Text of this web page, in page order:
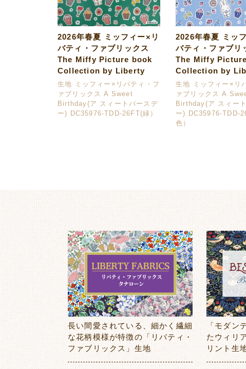
2026年春夏 ミッフィー×リ
バティ・ファブリックス
The Miffy Picture book
Collection by Liberty
生地 ミッフィー×リバティ・フ
ァブリックス A Sweet
Birthday(ア スィートバースデ
ー) DC35976-TDD-26FT(緑）
2026年春夏 ミッ
バティ・ファブリ
The Miffy
Collection by
生地 ミッフィー×リ
ァブリックス A
Birthday(ア スィー
ー) DC35976-TDD-
色）
長い間愛されている、細かく繊細
な花柄模様が特徴の「リバティ・
ファブリックス」生地
「モダン
たウィリ
リント生